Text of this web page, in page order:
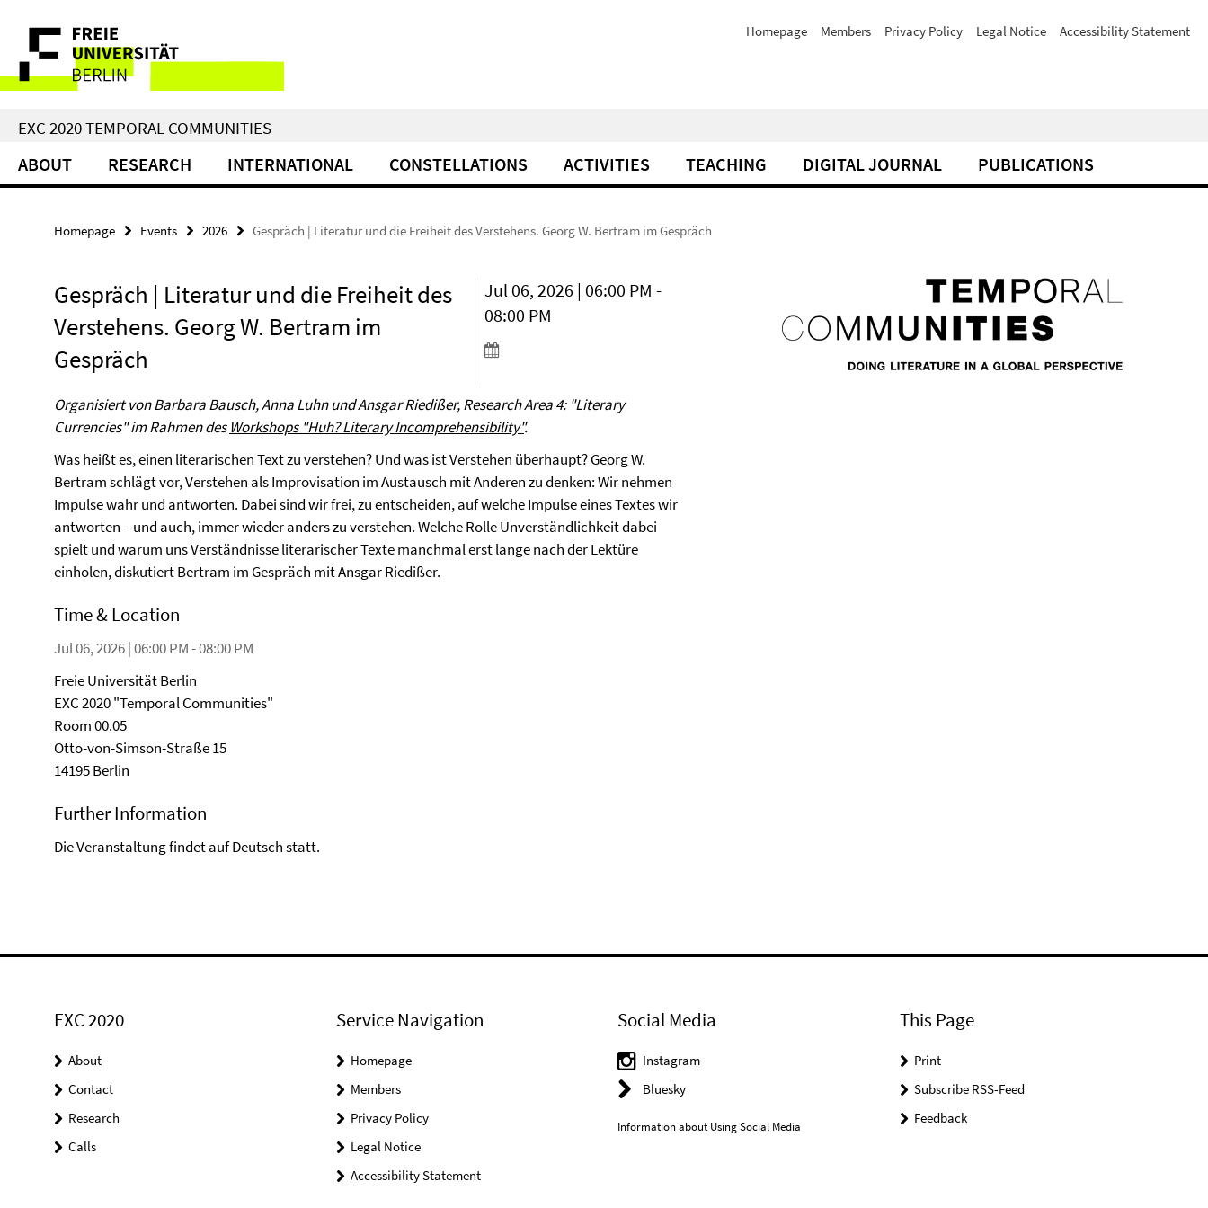
direkt
Inhalt
Service
Navigation
Homepage Members Privacy Policy Legal Notice Accessibility Statement
EXC 2020 TEMPORAL COMMUNITIES
ABOUT RESEARCH INTERNATIONAL CONSTELLATIONS ACTIVITIES TEACHING DIGITAL JOURNAL PUBLICATIONS
Homepage Events 2026 Gespräch | Literatur und die Freiheit des Verstehens. Georg W. Bertram im Gespräch
Gespräch | Literatur und die Freiheit des
Verstehens. Georg W. Bertram im
Gespräch
Jul 06, 2026 | 06:00 PM -
08:00 PM
Organisiert von Barbara Bausch, Anna Luhn und Ansgar Riedißer, Research Area 4: "Literary
Currencies" im Rahmen desWorkshops "Huh? Literary Incomprehensibility".
Was heißt es, einen literarischen Text zu verstehen? Und was ist Verstehen überhaupt? Georg W.
Bertram schlägt vor, Verstehen als Improvisation im Austausch mit Anderen zu denken: Wir nehmen
Impulse wahr und antworten. Dabei sind wir frei, zu entscheiden, auf welche Impulse eines Textes wir
antworten – und auch, immer wieder anders zu verstehen. Welche Rolle Unverständlichkeit dabei
spielt und warum uns Verständnisse literarischer Texte manchmal erst lange nach der Lektüre
einholen, diskutiert Bertram im Gespräch mit Ansgar Riedißer.
Time & Location
Jul 06, 2026 | 06:00 PM - 08:00 PM
Freie Universität Berlin
EXC 2020 "Temporal Communities"
Room 00.05
Otto-von-Simson-Straße 15
14195 Berlin
Further Information
Die Veranstaltung findet auf Deutsch statt.
EXC 2020
About
Contact
Research
Calls
Service Navigation
Homepage
Members
Privacy Policy
Legal Notice
Accessibility Statement
Social Media
Instagram
Bluesky
Information about Using Social Media
This Page
Print
Subscribe RSS-Feed
Feedback